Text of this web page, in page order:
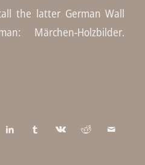
the latter German Wall
Märchen-Holzbilder.